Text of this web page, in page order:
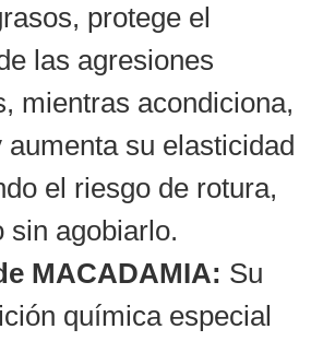
protege el
las agresiones
mientras acondiciona,
aumenta su elasticidad
el riesgo de rotura,
sin agobiarlo.
MACADAMIA: Su
química especial